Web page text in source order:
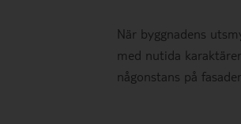
När byggnadens
med nutida
någonstans på